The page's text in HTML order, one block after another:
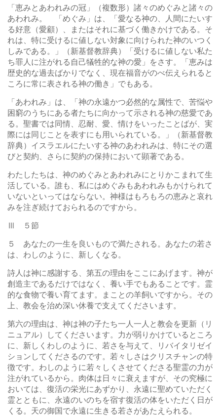
「恵みとあわれみの冠」（複数形）諸々のめぐみと諸々の
あわれみ。 「めぐみ」は、「愛なる神の、人間にたいす
る好意（愛顧）、またはそれに基づく働きかけである。そ
れは、特に受けるに値しない対象に向けられた神のいつく
しみである。」（新基督教辞典）「受けるに値しない私た
ち罪人に注がれる自己犠牲的な神の愛」をさす。「恵みは
歴史的な過去ばかりでなく、現在福音がのべ伝えられると
ころに常に表される神の働き」でもある。
「あわれみ」は、「神の永遠かつ必然的な属性で、苦悩や
困窮のうちにある者たちに向かって示される神の慈愛であ
る。聖書では同情、忍耐、愛、情けをいったことばが、実
際には同じことを表すにも用いられている。」（新基督教
辞典）イスラエルにたいする神のあわれみは、特にその選
びと契約、さらに契約の保持において顕著である。
わたしたちは、神のめぐみとあわれみにとりかこまれて生
活している。誰も、私にはめぐみもあわれみもかけられて
いないといってはならない。神様はもろもろの恵みと哀れ
みを注ぎ続けておられるのですから。
Ⅲ ５節
５ あなたの一生を良いもので満たされる。あなたの若さ
は、わしのように、新しくなる。
詩人は神に感謝する、第五の理由をここにあげます。神が
創造主であるだけではなく、養い手でもあることです。霊
的な食物で養い育てます。まことの羊飼いですから。その
上、教会を治め深い休養で支えてくださいます。
第六の理由は、神は神の子たち一人一人と教会を更新（リ
ニュアル）してくださいます。力が弱りかけているところ
に、新しくわしのように、若さを与えて、リバイタリゼイ
ションしてくださるのです。若々しさはクリスチャンの特
徴です。わしのように若々しくさせてくださる聖霊の力が
注がれているから。肉体は日々に衰えますが、その究極に
おいては、復活の栄光にあずかり、永遠に聖めていただく
霊とともに、永遠のいのちを宿す復活の体をいただく日が
くる。天の御国で永遠に生きる若さがあたえられる。